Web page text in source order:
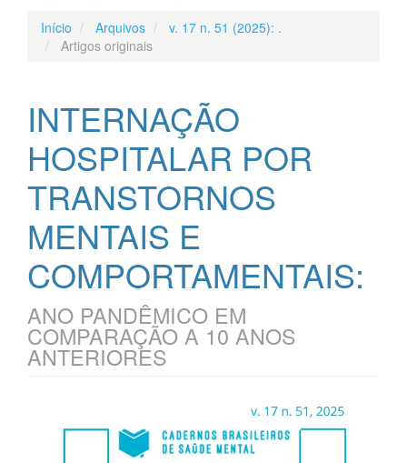
Início Arquivos
v. 17 n. 51 (2025): .
Artigos originais
INTERNAÇÃO
HOSPITALAR POR
TRANSTORNOS
MENTAIS E
COMPORTAMENTAIS:
ANO PANDÊMICO EM
COMPARAÇÃO A 10 ANOS
ANTERIORES
lateral